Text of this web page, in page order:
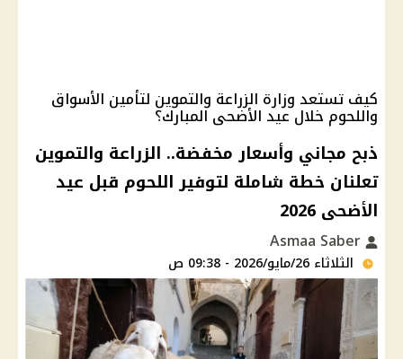
كيف تستعد وزارة الزراعة والتموين لتأمين الأسواق
واللحوم خلال عيد الأضحى المبارك؟
ذبح مجاني وأسعار مخفضة.. الزراعة والتموين
تعلنان خطة شاملة لتوفير اللحوم قبل عيد
الأضحى 2026
الثلاثاء 26/مايو/2026 - 09:38 ص